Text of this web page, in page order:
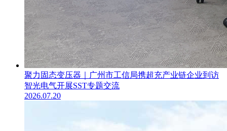
聚力固态变压器｜广州市工信局携超充产业链企业到访
智光电气开展SST专题交流
2026.07.20